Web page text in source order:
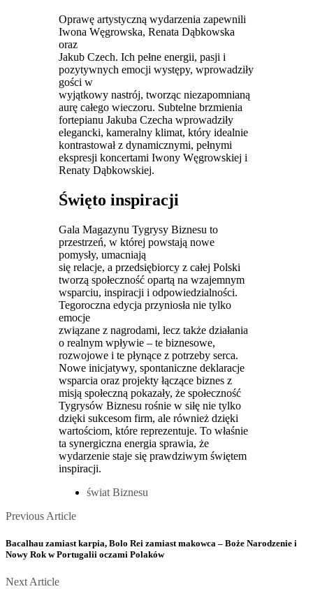
Oprawę artystyczną wydarzenia zapewnili
Iwona Węgrowska, Renata Dąbkowska
oraz
Jakub Czech. Ich pełne energii, pasji i
pozytywnych emocji występy, wprowadziły
gości w
wyjątkowy nastrój, tworząc niezapomnianą
aurę całego wieczoru. Subtelne brzmienia
fortepianu Jakuba Czecha wprowadziły
elegancki, kameralny klimat, który idealnie
kontrastował z dynamicznymi, pełnymi
ekspresji koncertami Iwony Węgrowskiej i
Renaty Dąbkowskiej.
Święto inspiracji
Gala Magazynu Tygrysy Biznesu to
przestrzeń, w której powstają nowe
pomysły, umacniają
się relacje, a przedsiębiorcy z całej Polski
tworzą społeczność opartą na wzajemnym
wsparciu, inspiracji i odpowiedzialności.
Tegoroczna edycja przyniosła nie tylko
emocje
związane z nagrodami, lecz także działania
o realnym wpływie – te biznesowe,
rozwojowe i te płynące z potrzeby serca.
Nowe inicjatywy, spontaniczne deklaracje
wsparcia oraz projekty łączące biznes z
misją społeczną pokazały, że społeczność
Tygrysów Biznesu rośnie w siłę nie tylko
dzięki sukcesom firm, ale również dzięki
wartościom, które reprezentuje. To właśnie
ta synergiczna energia sprawia, że
wydarzenie staje się prawdziwym świętem
inspiracji.
świat Biznesu
Posts
navigation
Previous ArticlePrevious
Bacalhau zamiast karpia, Bolo Rei zamiast makowca – Boże Narodzenie i
Nowy Rok w Portugalii oczami Polaków
Next ArticleNext